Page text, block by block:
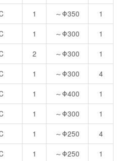
1 ～Φ350
1
1 ～Φ300
1
2 ～Φ300
1
1 ～Φ300
4
1 ～Φ400
1
1 ～Φ300
1
1 ～Φ250
4
1 ～Φ250
1